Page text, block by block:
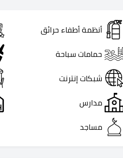
أنظمة أطفاء حرائق
حمامات سباحة
شبكات إنترنت
مدارس
مساجد